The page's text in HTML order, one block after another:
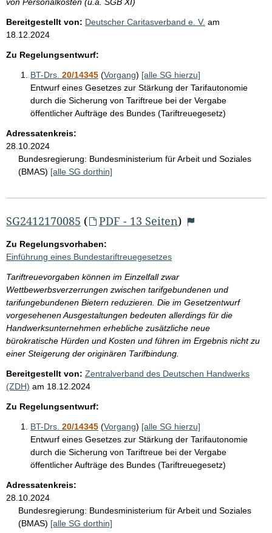
Bereitgestellt von: Deutscher Caritasverband e. V. am
18.12.2024
Zu Regelungsentwurf:
BT-Drs. 20/14345 (Vorgang) [alle SG hierzu]
Entwurf eines Gesetzes zur Stärkung der Tarifautonomie
durch die Sicherung von Tariftreue bei der Vergabe
öffentlicher Aufträge des Bundes (Tariftreuegesetz)
Adressatenkreis:
28.10.2024
Bundesregierung: Bundesministerium für Arbeit und Soziales
(BMAS) [alle SG dorthin]
SG2412170085 ( PDF - 13 Seiten)
Zu Regelungsvorhaben:
Einführung eines Bundestariftreuegesetzes
Tariftreuevorgaben können im Einzelfall zwar
Wettbewerbsverzerrungen zwischen tarifgebundenen und
tarifungebundenen Bietern reduzieren. Die im Gesetzentwurf
vorgesehenen Ausgestaltungen bedeuten allerdings für die
Handwerksunternehmen erhebliche zusätzliche neue
bürokratische Hürden und Kosten und führen im Ergebnis nicht zu
einer Steigerung der originären Tarifbindung.
Bereitgestellt von: Zentralverband des Deutschen Handwerks
(ZDH) am 18.12.2024
Zu Regelungsentwurf:
BT-Drs. 20/14345 (Vorgang) [alle SG hierzu]
Entwurf eines Gesetzes zur Stärkung der Tarifautonomie
durch die Sicherung von Tariftreue bei der Vergabe
öffentlicher Aufträge des Bundes (Tariftreuegesetz)
Adressatenkreis:
28.10.2024
Bundesregierung: Bundesministerium für Arbeit und Soziales
(BMAS) [alle SG dorthin]